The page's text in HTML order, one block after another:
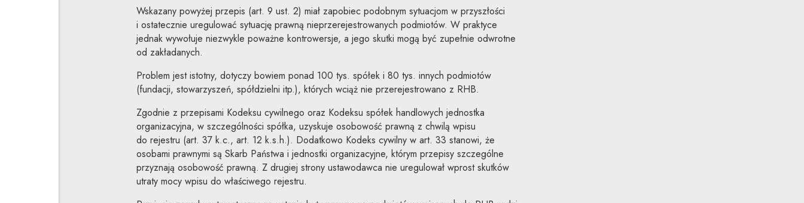
Wskazany powyżej przepis (art. 9 ust. 2) miał zapobiec podobnym sytuacjom w przyszłości
i ostatecznie uregulować sytuację prawną nieprzerejestrowanych podmiotów. W praktyce
jednak wywołuje niezwykle poważne kontrowersje, a jego skutki mogą być zupełnie odwrotne
od zakładanych.
Problem jest istotny, dotyczy bowiem ponad 100 tys. spółek i 80 tys. innych podmiotów
(fundacji, stowarzyszeń, spółdzielni itp.), których wciąż nie przerejestrowano z RHB.
Zgodnie z przepisami Kodeksu cywilnego oraz Kodeksu spółek handlowych jednostka
organizacyjna, w szczególności spółka, uzyskuje osobowość prawną z chwilą wpisu
do rejestru (art. 37 k.c., art. 12 k.s.h.). Dodatkowo Kodeks cywilny w art. 33 stanowi, że
osobami prawnymi są Skarb Państwa i jednostki organizacyjne, którym przepisy szczególne
przyznają osobowość prawną. Z drugiej strony ustawodawca nie uregulował wprost skutków
utraty mocy wpisu do właściwego rejestru.